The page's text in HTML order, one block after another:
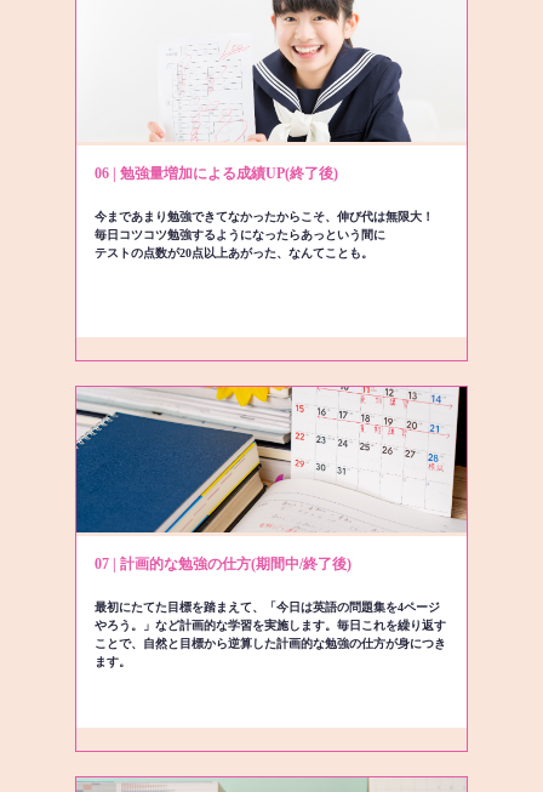
06 | 勉強量増加による成績UP(終了後)
今まであまり勉強できてなかったからこそ、伸び代は無限大！
毎日コツコツ勉強するようになったらあっという間に
テストの点数が20点以上あがった、なんてことも。
07 | 計画的な勉強の仕方(期間中/終了後)
最初にたてた目標を踏まえて、「今日は英語の問題集を4ページ
やろう。」など計画的な学習を実施します。毎日これを繰り返す
ことで、自然と目標から逆算した計画的な勉強の仕方が身につき
ます。